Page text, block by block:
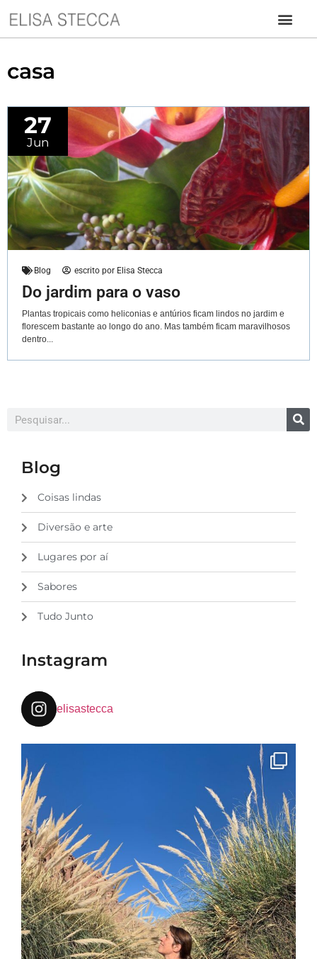
casa
Blog escrito por Elisa Stecca
Do jardim para o vaso
Plantas tropicais como heliconias e antúrios ficam lindos no jardim e
florescem bastante ao longo do ano. Mas também ficam maravilhosos
dentro...
27
Jun
Blog
Coisas lindas
Diversão e arte
Lugares por aí
Sabores
Tudo Junto
Instagram
elisastecca